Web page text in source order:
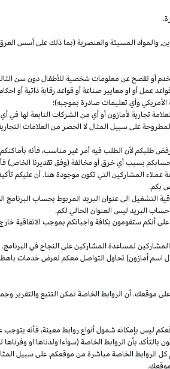
والمواد المسيئة والعنصرية (بما ذلك على أسس
أو تفصح عن معلومات شخصية للأطفال دون سن
عمل أو او معايير صناعة أو قواعد رقابة ذاتية أو
وأي تعليمات صادرة بموجبه)؛
تجارية لأمازون أو أي من الشركات التابعة لها
على سبيل المثال لا الحصر من العلامات
طلبكم لأن الطلب فيه أمر غير مناسب،فأنه
الخاص)
عملاء المشاركين التي تكون موجودة هنا. أن عليكم
بكم.
الى عنوان البريد المربوط بحساب البرنامج
البريد ليس العنوان الحالي لكم.
أنكم ستقومون بكافة واجباتكم بموجب الاتفاقية
لمساعدة المشاركين على النجاح في
اسم أمازون) تحاول التواصل معكم لعرض خدمات
موقعك. أن الروابط الخاصة تمكن التتبع
ليس بإمكانه شمول أنواع روابط معينة،فأنه يتوجب
بالتأكد بأن الروابط الخاصة (سوآءا ولدناها او
كل الروابط الخاصة مباشرة من موقعكم. على سبيل
موقعك.